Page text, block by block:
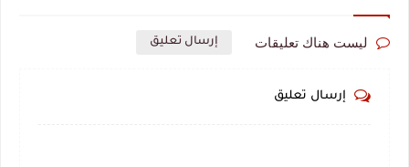
ليست هناك تعليقات إرسال تعليق
إرسال تعليق